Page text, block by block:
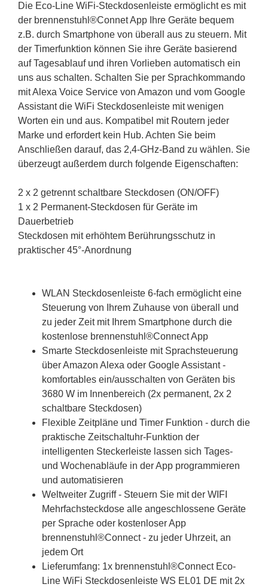
Die Eco-Line WiFi-Steckdosenleiste ermöglicht es mit
der brennenstuhl®Connet App Ihre Geräte bequem
z.B. durch Smartphone von überall aus zu steuern. Mit
der Timerfunktion können Sie ihre Geräte basierend
auf Tagesablauf und ihren Vorlieben automatisch ein
uns aus schalten. Schalten Sie per Sprachkommando
mit Alexa Voice Service von Amazon und vom Google
Assistant die WiFi Steckdosenleiste mit wenigen
Worten ein und aus. Kompatibel mit Routern jeder
Marke und erfordert kein Hub. Achten Sie beim
Anschließen darauf, das 2,4-GHz-Band zu wählen. Sie
überzeugt außerdem durch folgende Eigenschaften:
2 x 2 getrennt schaltbare Steckdosen (ON/OFF)
1 x 2 Permanent-Steckdosen für Geräte im
Dauerbetrieb
Steckdosen mit erhöhtem Berührungsschutz in
praktischer 45°-Anordnung
WLAN Steckdosenleiste 6-fach ermöglicht eine
Steuerung von Ihrem Zuhause von überall und
zu jeder Zeit mit Ihrem Smartphone durch die
kostenlose brennenstuhl®Connect App
Smarte Steckdosenleiste mit Sprachsteuerung
über Amazon Alexa oder Google Assistant -
komfortables ein/ausschalten von Geräten bis
3680 W im Innenbereich (2x permanent, 2x 2
schaltbare Steckdosen)
Flexible Zeitpläne und Timer Funktion - durch die
praktische Zeitschaltuhr-Funktion der
intelligenten Steckerleiste lassen sich Tages-
und Wochenabläufe in der App programmieren
und automatisieren
Weltweiter Zugriff - Steuern Sie mit der WIFI
Mehrfachsteckdose alle angeschlossene Geräte
per Sprache oder kostenloser App
brennenstuhl®Connect - zu jeder Uhrzeit, an
jedem Ort
Lieferumfang: 1x brennenstuhl®Connect Eco-
Line WiFi Steckdosenleiste WS EL01 DE mit 2x